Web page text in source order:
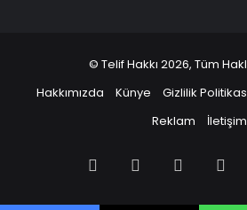
© Telif Hakkı 2026, Tüm
Hakkımızda
Künye Gizlilik
Reklam
İletişim
Facebook Pinterest